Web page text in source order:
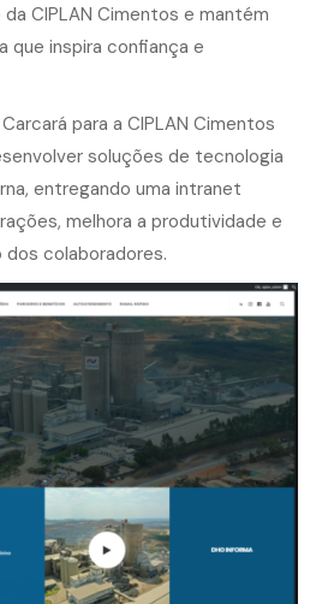
CIPLAN Cimentos e mantém
inspira confiança e
para a CIPLAN Cimentos
soluções de tecnologia
entregando uma intranet
melhora a produtividade e
colaboradores.